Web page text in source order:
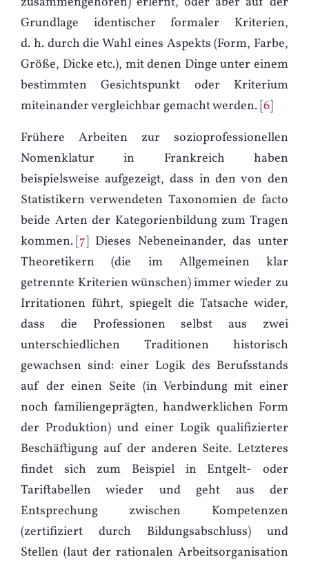
Grundlage identischer formaler Kriterien,
d. h. durch die Wahl eines Aspekts (Form, Farbe,
Größe, Dicke etc.), mit denen Dinge unter einem
bestimmten Gesichtspunkt oder Kriterium
miteinander vergleichbar gemacht werden. 6
Frühere Arbeiten zur sozioprofessionellen
Nomenklatur in Frankreich haben
beispielsweise aufgezeigt, dass in den von den
Statistikern verwendeten Taxonomien de facto
beide Arten der Kategorienbildung zum Tragen
kommen. 7 Dieses Nebeneinander, das unter
Theoretikern (die im Allgemeinen klar
getrennte Kriterien wünschen) immer wieder zu
Irritationen führt, spiegelt die Tatsache wider,
dass die Professionen selbst aus zwei
unterschiedlichen Traditionen historisch
gewachsen sind: einer Logik des Berufsstands
auf der einen Seite (in Verbindung mit einer
noch familiengeprägten, handwerklichen Form
der Produktion) und einer Logik qualifizierter
Beschäftigung auf der anderen Seite. Letzteres
findet sich zum Beispiel in Entgelt- oder
Tariftabellen wieder und geht aus der
Entsprechung zwischen Kompetenzen
(zertifiziert durch Bildungsabschluss) und
Stellen (laut der rationalen Arbeitsorganisation